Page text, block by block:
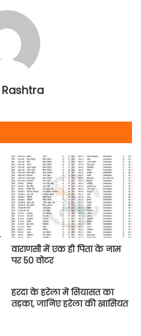
वाराणसी में एक ही पिता के नाम
पर 50 वोटर
हरदा के हरेला में सियासत का
तड़का, जानिए हरेला की खासियत